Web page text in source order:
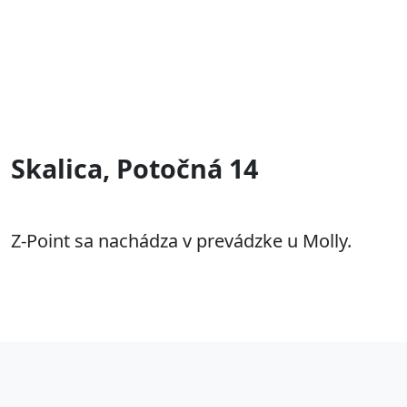
Skalica, Potočná 14
Z-Point sa nachádza v prevádzke u Molly.